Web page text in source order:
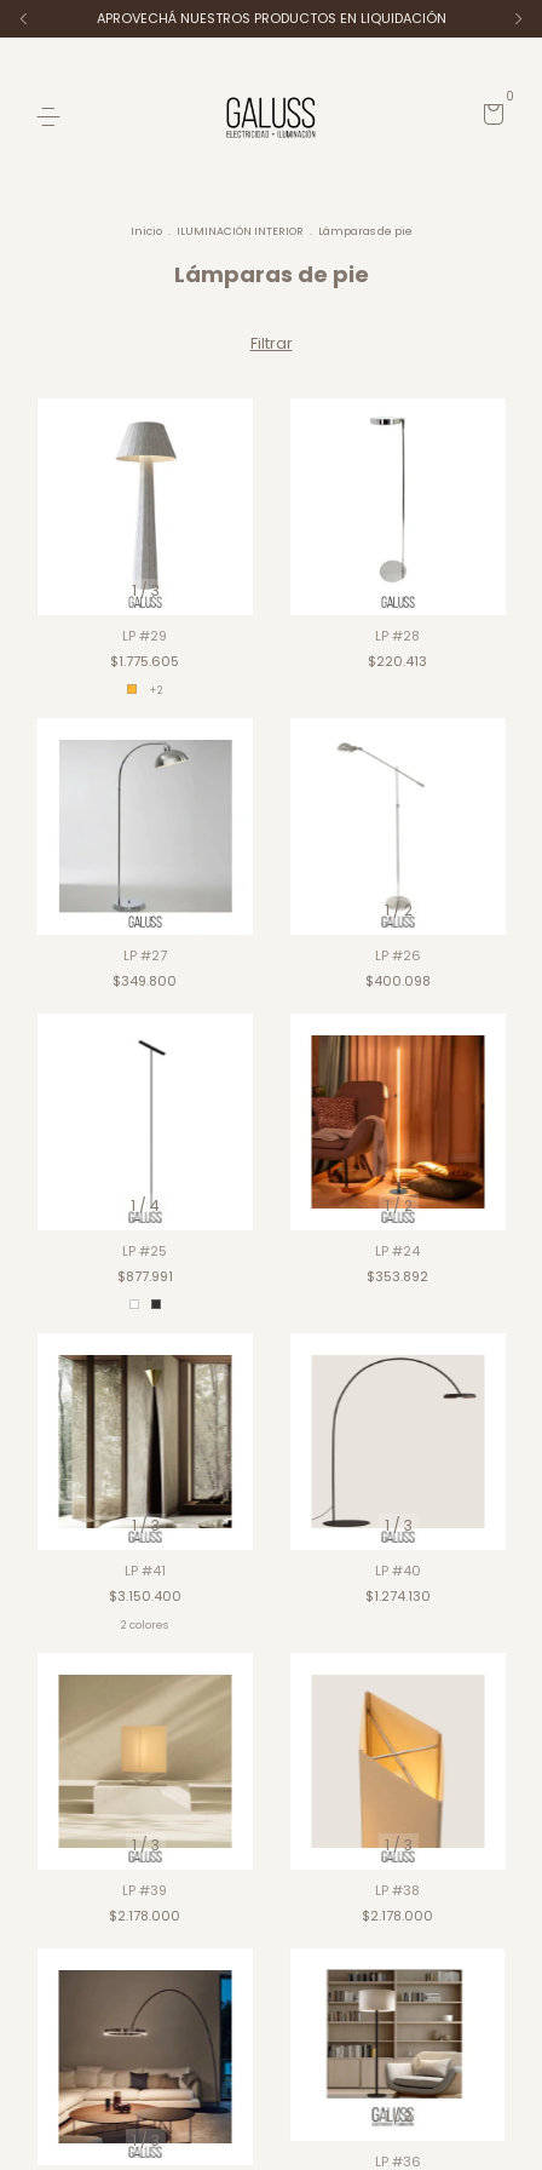
APROVECHÁ NUESTROS PRODUCTOS EN LIQUIDACIÓN
0
Inicio . ILUMINACIÓN INTERIOR . Lámparas de pie
Lámparas de pie
Filtrar
1/3
LP #29
$1.775.605
+2
LP #28
$220.413
LP #27
$349.800
1/2
LP #26
$400.098
1 / 4
LP #25
$877.991
1/2
LP #24
$353.892
1/3
LP #41
$3.150.400
2 colores
1/3
LP #40
$1.274.130
1/3
LP #39
$2.178.000
1/3
LP #38
$2.178.000
1/3
1/3
LP #36